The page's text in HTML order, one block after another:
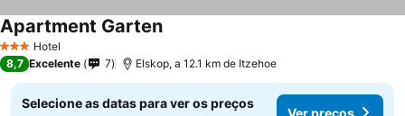
3 EstrelasHotel
Apartment Garten
8,7 Excelente 7 Elskop, a 12.1 km de Itzehoe
Selecione as datas para ver os preços
Ver preços